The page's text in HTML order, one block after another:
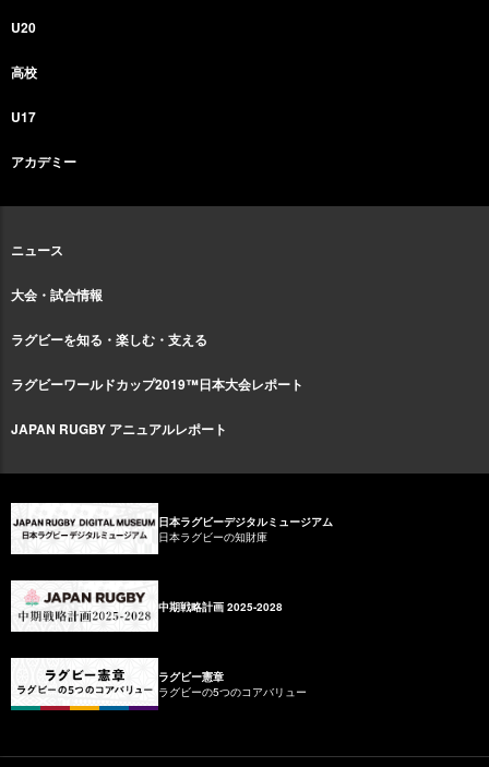
U20
高校
U17
アカデミー
ニュース
大会・試合情報
ラグビーを知る・楽しむ・支える
ラグビーワールドカップ2019™日本大会レポート
JAPAN RUGBY アニュアルレポート
日本ラグビーデジタルミュージアム
日本ラグビーの知財庫
中期戦略計画 2025-2028
ラグビー憲章
ラグビーの5つのコアバリュー